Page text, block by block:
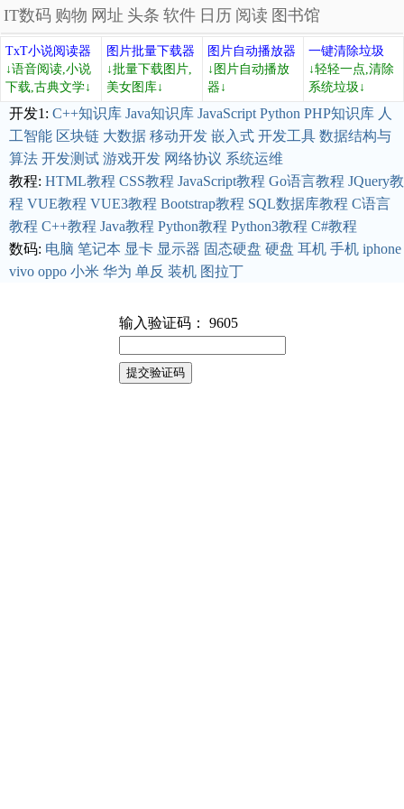
IT数码 购物 网址 头条 软件 日历 阅读 图书馆
TxT小说阅读器
↓语音阅读,小说
下载,古典文学↓
图片批量下载器
↓批量下载图片,
美女图库↓
图片自动播放器
↓图片自动播放
器↓
一键清除垃圾
↓轻轻一点,清除
系统垃圾↓
开发1: C++知识库 Java知识库 JavaScript Python PHP知识库 人
工智能 区块链 大数据 移动开发 嵌入式 开发工具 数据结构与
算法 开发测试 游戏开发 网络协议 系统运维
教程: HTML教程 CSS教程 JavaScript教程 Go语言教程 JQuery教
程 VUE教程 VUE3教程 Bootstrap教程 SQL数据库教程 C语言
教程 C++教程 Java教程 Python教程 Python3教程 C#教程
数码: 电脑 笔记本 显卡 显示器 固态硬盘 硬盘 耳机 手机 iphone
vivo oppo 小米 华为 单反 装机 图拉丁
输入验证码： 9605